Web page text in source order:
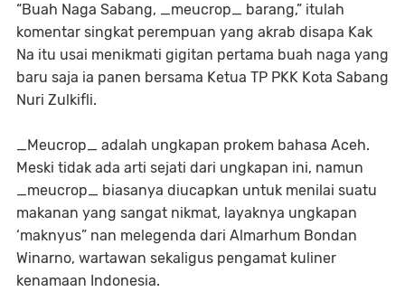
“Buah Naga Sabang, _meucrop_ barang,” itulah
komentar singkat perempuan yang akrab disapa Kak
Na itu usai menikmati gigitan pertama buah naga yang
baru saja ia panen bersama Ketua TP PKK Kota Sabang
Nuri Zulkifli.
_Meucrop_ adalah ungkapan prokem bahasa Aceh.
Meski tidak ada arti sejati dari ungkapan ini, namun
_meucrop_ biasanya diucapkan untuk menilai suatu
makanan yang sangat nikmat, layaknya ungkapan
‘maknyus” nan melegenda dari Almarhum Bondan
Winarno, wartawan sekaligus pengamat kuliner
kenamaan Indonesia.